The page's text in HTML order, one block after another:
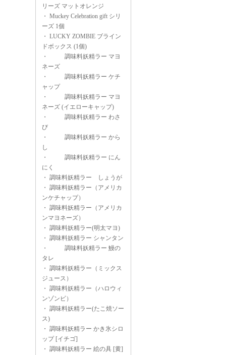
リーズ マットオレンジ
・ Muckey Celebration gift シリ
ーズ 1個
・ LUCKY ZOMBIE ブライン
ドボックス (1個)
・
調味料妖精ラー マヨ
ネーズ
・
調味料妖精ラー ケチ
ャップ
・
調味料妖精ラー マヨ
ネーズ (イエローキャップ)
・
調味料妖精ラー わさ
び
・
調味料妖精ラー から
し
・
調味料妖精ラー にん
にく
・ 調味料妖精ラー しょうが
・ 調味料妖精ラー（アメリカ
ンケチャップ）
・ 調味料妖精ラー（アメリカ
ンマヨネーズ）
・ 調味料妖精ラー(明太マヨ)
・ 調味料妖精ラー シャンタン
・
調味料妖精ラー 鰻の
タレ
・ 調味料妖精ラー（ミックス
ジュース）
・ 調味料妖精ラー（ハロウィ
ンゾンビ）
・ 調味料妖精ラー(たこ焼ソー
ス)
・ 調味料妖精ラー かき氷シロ
ップ [イチゴ]
・ 調味料妖精ラー 絵の具 [黄]